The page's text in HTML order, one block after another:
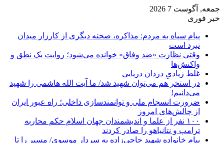
جمعه, آگوست 7 2026
خبر فوری
پیام سپاه به مردم: مذاکره، صحنه دیگری از کارزار میدان
نبرد است
وقتی نظارت «ضد وفاق» خوانده می‌شود؛ روایت یک نطق و
واکنش‌ها
غلط زیادیِ دزدان دریایی
در استخر هم می‌توان شهید شد/ ما آیت الله هاشمی را شهید
می‌دانیم!
ضرورت انسجام ملی و توانمندسازی داخلی؛ راه عبور ایران
از چالش‌های امروز
۱۰۰ نفر از علما و اندیشمندان جهان اسلام حکم محاربه
ترامپ و نتانیاهو را صادر کردند
پیام خانواده شهید حاجی‌زاده به سردار موسوی/ مسیر را تا